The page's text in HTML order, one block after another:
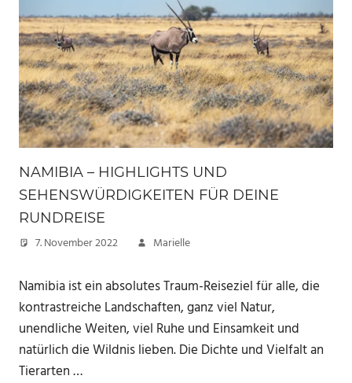
NAMIBIA – HIGHLIGHTS UND
SEHENSWÜRDIGKEITEN FÜR DEINE
RUNDREISE
7. November 2022 Marielle
Namibia ist ein absolutes Traum-Reiseziel für alle, die
kontrastreiche Landschaften, ganz viel Natur,
unendliche Weiten, viel Ruhe und Einsamkeit und
natürlich die Wildnis lieben. Die Dichte und Vielfalt an
Tierarten …